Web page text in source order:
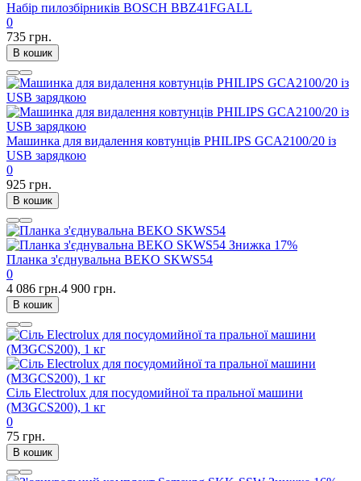
Набір пилозбірників BOSCH BBZ41FGALL
0
735 грн.
В кошик
Машинка для видалення ковтунців PHILIPS GCA2100/20 із
USB зарядкою
0
925 грн.
В кошик
Знижка 17%
Планка з'єднувальна BEKO SKWS54
0
4 086 грн.4 900 грн.
В кошик
Сіль Electrolux для посудомийної та пральної машини
(M3GCS200), 1 кг
0
75 грн.
В кошик